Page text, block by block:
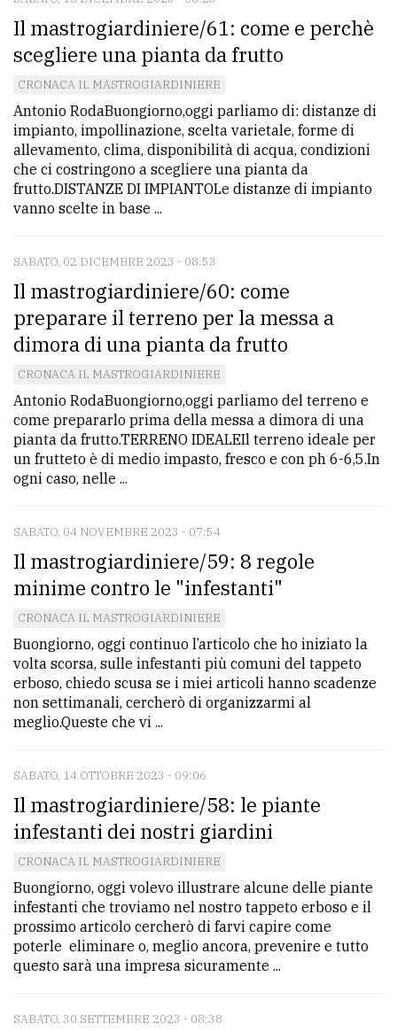
Il mastrogiardiniere/61: come e perchè
scegliere una pianta da frutto
CRONACA IL MASTROGIARDINIERE
Antonio RodaBuongiorno,oggi parliamo di: distanze di
impianto, impollinazione, scelta varietale, forme di
allevamento, clima, disponibilità di acqua, condizioni
che ci costringono a scegliere una pianta da
frutto.DISTANZE DI IMPIANTOLe distanze di impianto
vanno scelte in base ...
SABATO, 02 DICEMBRE 2023 - 08:53
Il mastrogiardiniere/60: come
preparare il terreno per la messa a
dimora di una pianta da frutto
CRONACA IL MASTROGIARDINIERE
Antonio RodaBuongiorno,oggi parliamo del terreno e
come prepararlo prima della messa a dimora di una
pianta da frutto.TERRENO IDEALEIl terreno ideale per
un frutteto è di medio impasto, fresco e con ph 6-6,5.In
ogni caso, nelle ...
SABATO, 04 NOVEMBRE 2023 - 07:54
Il mastrogiardiniere/59: 8 regole
minime contro le "infestanti"
CRONACA IL MASTROGIARDINIERE
Buongiorno, oggi continuo l’articolo che ho iniziato la
volta scorsa, sulle infestanti più comuni del tappeto
erboso, chiedo scusa se i miei articoli hanno scadenze
non settimanali, cercherò di organizzarmi al
meglio.Queste che vi ...
SABATO, 14 OTTOBRE 2023 - 09:06
Il mastrogiardiniere/58: le piante
infestanti dei nostri giardini
CRONACA IL MASTROGIARDINIERE
Buongiorno, oggi volevo illustrare alcune delle piante
infestanti che troviamo nel nostro tappeto erboso e il
prossimo articolo cercherò di farvi capire come
poterle eliminare o, meglio ancora, prevenire e tutto
questo sarà una impresa sicuramente ...
SABATO, 30 SETTEMBRE 2023 - 08:38